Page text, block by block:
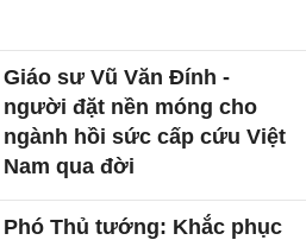
Giáo sư Vũ Văn Đính -
người đặt nền móng cho
ngành hồi sức cấp cứu Việt
Nam qua đời
Phó Thủ tướng: Khắc phục